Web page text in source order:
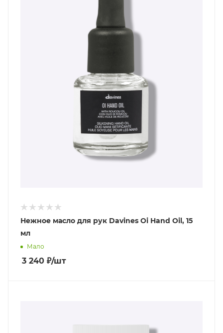
Нежное масло для рук Davines Oi Hand Oil, 15
мл
Мало
3 240 ₽/шт